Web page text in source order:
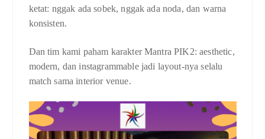
ketat: nggak ada sobek, nggak ada noda, dan warna
konsisten.
Dan tim kami paham karakter Mantra PIK2: aesthetic,
modern, dan instagrammable jadi layout-nya selalu
match sama interior venue.